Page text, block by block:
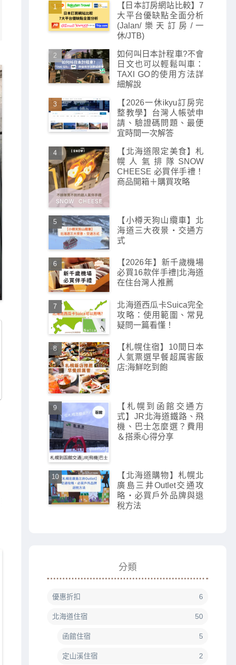
【日本訂房網站比較】7
大平台優缺點全面分析
(Jalan/樂天訂房/一
休/JTB)
如何叫日本計程車?不會
日文也可以輕鬆叫車：
TAXI GO的使用方法詳
細解說
【2026一休ikyu訂房完
整教學】台灣人帳號申
請、驗證碼問題、最便
宜時間一次解答
【北海道限定美食】札
幌人氣排隊SNOW
CHEESE 必買伴手禮！
商品開箱＋購買攻略
【小樽天狗山纜車】北
海道三大夜景・交通方
式
【2026年】新千歲機場
必買16款伴手禮|北海道
在住台灣人推薦
北海道西瓜卡Suica完全
攻略：使用範圍、常見
疑問一篇看懂！
【札幌住宿】10間日本
人氣票選早餐超厲害飯
店:海鮮吃到飽
【札幌到函館交通方
式】JR北海道鐵路、飛
機、巴士怎麼選？費用
＆搭乘心得分享
【北海道購物】札幌北
廣島三井Outlet交通攻
略・必買戶外品牌與退
稅方法
分類
優惠折扣 6
北海道住宿 50
函館住宿 5
定山溪住宿 2